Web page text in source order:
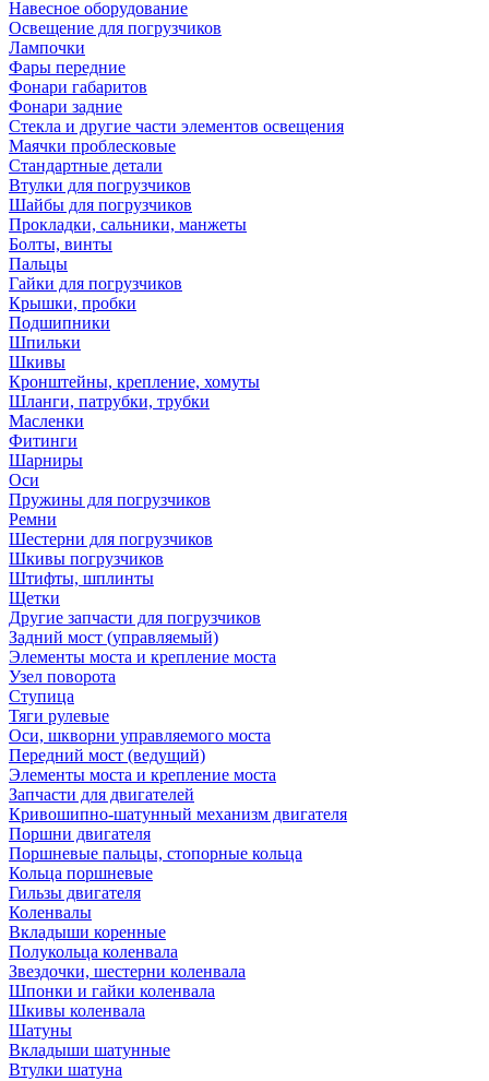
Навесное оборудование
Освещение для погрузчиков
Лампочки
Фары передние
Фонари габаритов
Фонари задние
Стекла и другие части элементов освещения
Маячки проблесковые
Стандартные детали
Втулки для погрузчиков
Шайбы для погрузчиков
Прокладки, сальники, манжеты
Болты, винты
Пальцы
Гайки для погрузчиков
Крышки, пробки
Подшипники
Шпильки
Шкивы
Кронштейны, крепление, хомуты
Шланги, патрубки, трубки
Масленки
Фитинги
Шарниры
Оси
Пружины для погрузчиков
Ремни
Шестерни для погрузчиков
Шкивы погрузчиков
Штифты, шплинты
Щетки
Другие запчасти для погрузчиков
Задний мост (управляемый)
Элементы моста и крепление моста
Узел поворота
Ступица
Тяги рулевые
Оси, шкворни управляемого моста
Передний мост (ведущий)
Элементы моста и крепление моста
Запчасти для двигателей
Кривошипно-шатунный механизм двигателя
Поршни двигателя
Поршневые пальцы, стопорные кольца
Кольца поршневые
Гильзы двигателя
Коленвалы
Вкладыши коренные
Полукольца коленвала
Звездочки, шестерни коленвала
Шпонки и гайки коленвала
Шкивы коленвала
Шатуны
Вкладыши шатунные
Втулки шатуна